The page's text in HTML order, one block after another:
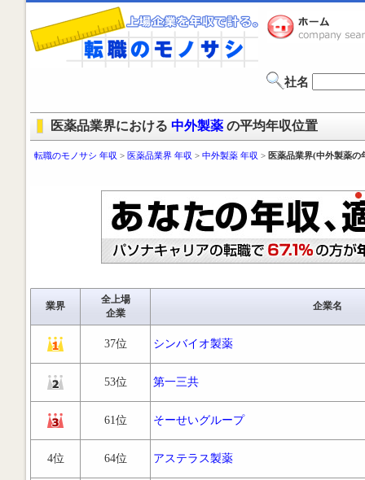
社名
医薬品業界における 中外製薬 の平均年収位置
転職のモノサシ 年収 > 医薬品業界 年収 > 中外製薬 年収 > 医薬品業界(中外製薬の
業界
全上場
企業
企業名
37位 シンバイオ製薬
53位 第一三共
61位 そーせいグループ
4位 64位 アステラス製薬